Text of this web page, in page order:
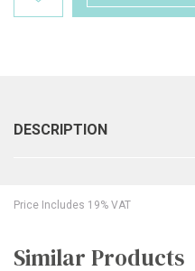
DESCRIPTION
Price Includes 19% VAT
Similar Products